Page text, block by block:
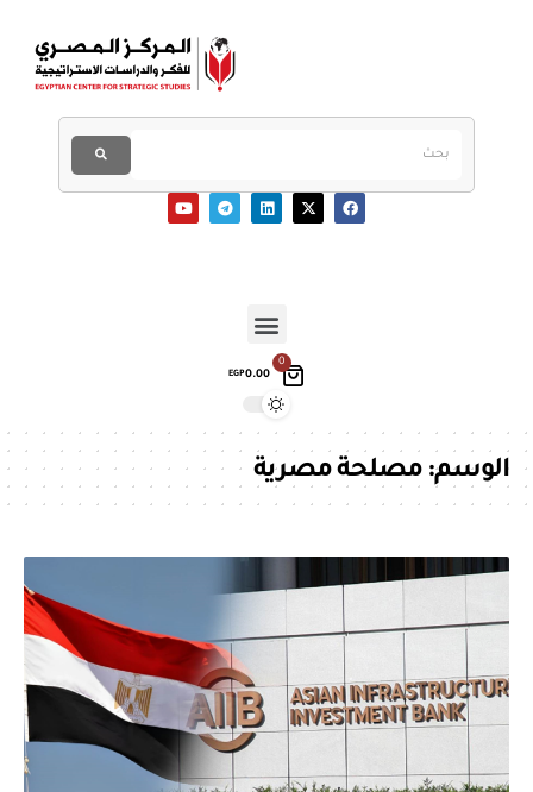
0
EGP0.00
الوسم:مصلحة مصرية